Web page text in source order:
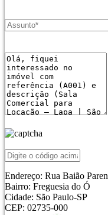
Endereço: Rua Baião
Bairro: Freguesia do Ó
Cidade: São Paulo-SP
CEP: 02735-000